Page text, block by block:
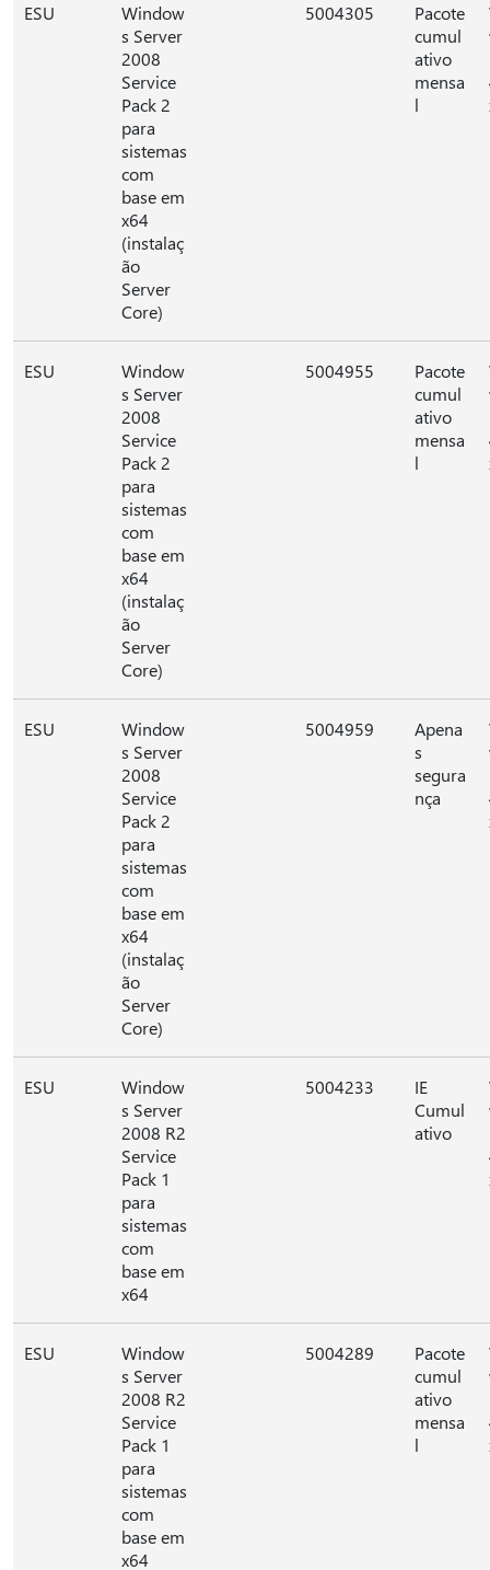
ESU
Window
s Server
2008
Service
Pack 2
para
sistemas
com
base em
x64
(instalaç
ão
Server
Core)
5004305
Pacote
cumul
ativo
mensa
l
ESU
Window
s Server
2008
Service
Pack 2
para
sistemas
com
base em
x64
(instalaç
ão
Server
Core)
5004955
Pacote
cumul
ativo
mensa
l
ESU
Window
s Server
2008
Service
Pack 2
para
sistemas
com
base em
x64
(instalaç
ão
Server
Core)
5004959
Apena
s
segura
nça
ESU
Window
s Server
2008 R2
Service
Pack 1
para
sistemas
com
base em
x64
5004233
IE
Cumul
ativo
ESU
Window
s Server
2008 R2
Service
Pack 1
para
sistemas
com
base em
x64
5004289
Pacote
cumul
ativo
mensa
l